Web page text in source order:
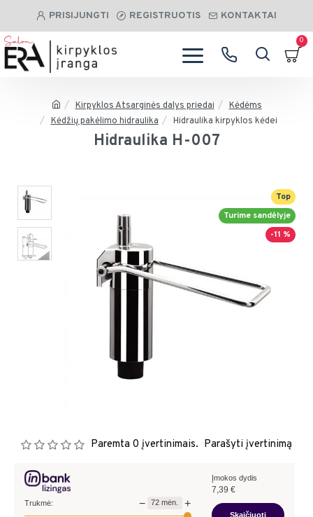
PRISIJUNGTI REGISTRUOTIS KONTAKTAI
0
Kirpyklos Atsarginės dalys priedai
Kėdėms
Kėdžių pakėlimo hidraulika
Hidraulika kirpyklos kėdei
Hidraulika H-007
Top
Turime sandėlyje
-11 %
Paremta 0 įvertinimais. Parašyti įvertinimą
Trukmė: − 72 mėn. +
Įmokos dydis
7,39 €
Skaičiuoti